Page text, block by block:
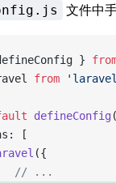
文件中
}
from
defineConfig
[
({
// ...